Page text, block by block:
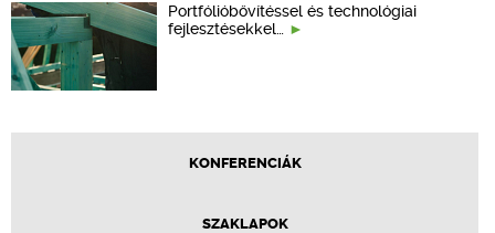
Portfólióbővítéssel és technológiai
fejlesztésekkel…
KONFERENCIÁK
SZAKLAPOK